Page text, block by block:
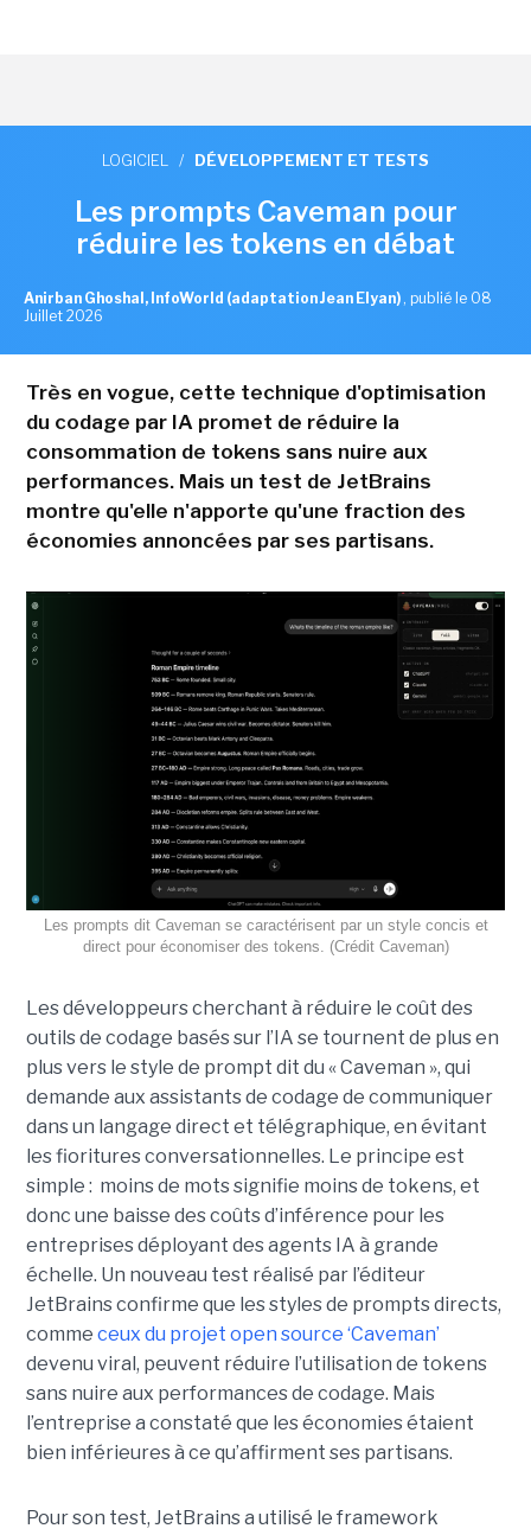
LOGICIEL / DÉVELOPPEMENT ET TESTS
Les prompts Caveman pour
réduire les tokens en débat
Anirban Ghoshal, InfoWorld (adaptation Jean Elyan) , publié le 08
Juillet 2026
Très en vogue, cette technique d'optimisation
du codage par IA promet de réduire la
consommation de tokens sans nuire aux
performances. Mais un test de JetBrains
montre qu'elle n'apporte qu'une fraction des
économies annoncées par ses partisans.
Les prompts dit Caveman se caractérisent par un style concis et
direct pour économiser des tokens. (Crédit Caveman)
Les développeurs cherchant à réduire le coût des
outils de codage basés sur l’IA se tournent de plus en
plus vers le style de prompt dit du « Caveman », qui
demande aux assistants de codage de communiquer
dans un langage direct et télégraphique, en évitant
les fioritures conversationnelles. Le principe est
simple : moins de mots signifie moins de tokens, et
donc une baisse des coûts d’inférence pour les
entreprises déployant des agents IA à grande
échelle. Un nouveau test réalisé par l’éditeur
JetBrains confirme que les styles de prompts directs,
comme ceux du projet open source ‘Caveman’
devenu viral, peuvent réduire l’utilisation de tokens
sans nuire aux performances de codage. Mais
l’entreprise a constaté que les économies étaient
bien inférieures à ce qu’affirment ses partisans.
Pour son test, JetBrains a utilisé le framework